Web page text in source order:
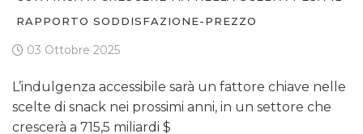
RAPPORTO SODDISFAZIONE-PREZZO
03 Ottobre 2025
L’indulgenza accessibile sarà un fattore chiave nelle
scelte di snack nei prossimi anni, in un settore che
crescerà a 715,5 miliardi $